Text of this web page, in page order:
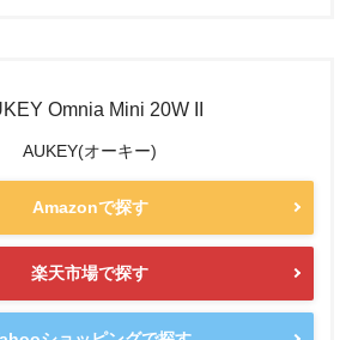
Omnia Mini 20W II
AUKEY(オーキー)
Amazonで探す
楽天市場で探す